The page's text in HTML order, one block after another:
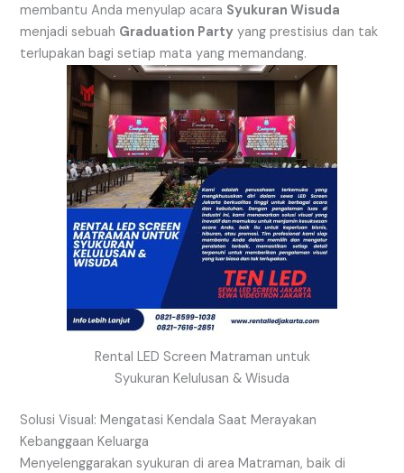
membantu Anda menyulap acara Syukuran Wisuda
menjadi sebuah Graduation Party yang prestisius dan tak
terlupakan bagi setiap mata yang memandang.
Rental LED Screen Matraman untuk
Syukuran Kelulusan & Wisuda
Solusi Visual: Mengatasi Kendala Saat Merayakan
Kebanggaan Keluarga
Menyelenggarakan syukuran di area Matraman, baik di